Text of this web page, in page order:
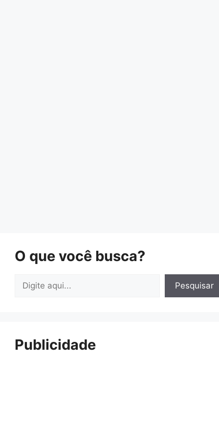
O que você busca?
Pesquisar Pesquisar
Publicidade